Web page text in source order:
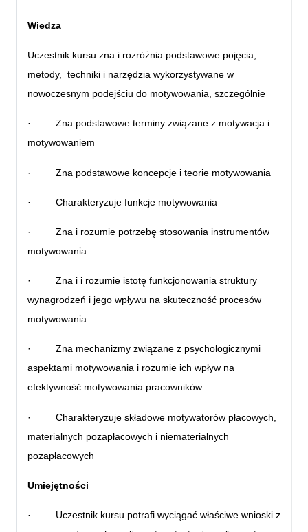
Wiedza
Uczestnik kursu zna i rozróżnia podstawowe pojęcia,
metody, techniki i narzędzia wykorzystywane w
nowoczesnym podejściu do motywowania, szczególnie
· Zna podstawowe terminy związane z motywacja i
motywowaniem
· Zna podstawowe koncepcje i teorie motywowania
· Charakteryzuje funkcje motywowania
· Zna i rozumie potrzebę stosowania instrumentów
motywowania
· Zna i i rozumie istotę funkcjonowania struktury
wynagrodzeń i jego wpływu na skuteczność procesów
motywowania
· Zna mechanizmy związane z psychologicznymi
aspektami motywowania i rozumie ich wpływ na
efektywność motywowania pracowników
· Charakteryzuje składowe motywatorów płacowych,
materialnych pozapłacowych i niematerialnych
pozapłacowych
Umiejętności
· Uczestnik kursu potrafi wyciągać właściwe wnioski z